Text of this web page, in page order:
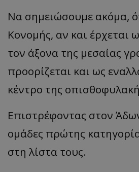
Να σημειώσουμε ακόμα,
Κονομής, αν και έρχεται
τον άξονα της μεσαίας
προορίζεται και ως
κέντρο της
Επιστρέφοντας στον
ομάδες πρώτης
στη λίστα τους.